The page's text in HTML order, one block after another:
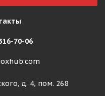
70-06
д. 4, пом. 268